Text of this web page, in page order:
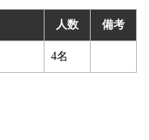
人数 備考
4名